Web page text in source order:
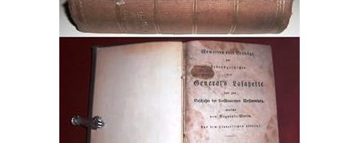
Start Selling
CLOSE